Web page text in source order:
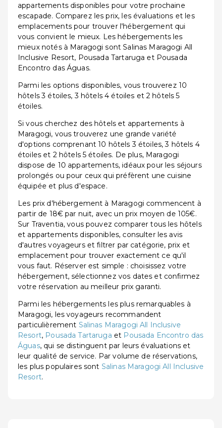
appartements disponibles pour votre prochaine
escapade. Comparez les prix, les évaluations et les
emplacements pour trouver l'hébergement qui
vous convient le mieux. Les hébergements les
mieux notés à Maragogi sont Salinas Maragogi All
Inclusive Resort, Pousada Tartaruga et Pousada
Encontro das Águas.
Parmi les options disponibles, vous trouverez 10
hôtels 3 étoiles, 3 hôtels 4 étoiles et 2 hôtels 5
étoiles.
Si vous cherchez des hôtels et appartements à
Maragogi, vous trouverez une grande variété
d'options comprenant 10 hôtels 3 étoiles, 3 hôtels 4
étoiles et 2 hôtels 5 étoiles. De plus, Maragogi
dispose de 10 appartements, idéaux pour les séjours
prolongés ou pour ceux qui préfèrent une cuisine
équipée et plus d'espace.
Les prix d'hébergement à Maragogi commencent à
partir de 18€ par nuit, avec un prix moyen de 105€.
Sur Traventia, vous pouvez comparer tous les hôtels
et appartements disponibles, consulter les avis
d'autres voyageurs et filtrer par catégorie, prix et
emplacement pour trouver exactement ce qu'il
vous faut. Réserver est simple : choisissez votre
hébergement, sélectionnez vos dates et confirmez
votre réservation au meilleur prix garanti.
Parmi les hébergements les plus remarquables à
Maragogi, les voyageurs recommandent
particulièrement Salinas Maragogi All Inclusive
Resort, Pousada Tartaruga et Pousada Encontro das
Águas, qui se distinguent par leurs évaluations et
leur qualité de service. Par volume de réservations,
les plus populaires sont Salinas Maragogi All Inclusive
Resort.